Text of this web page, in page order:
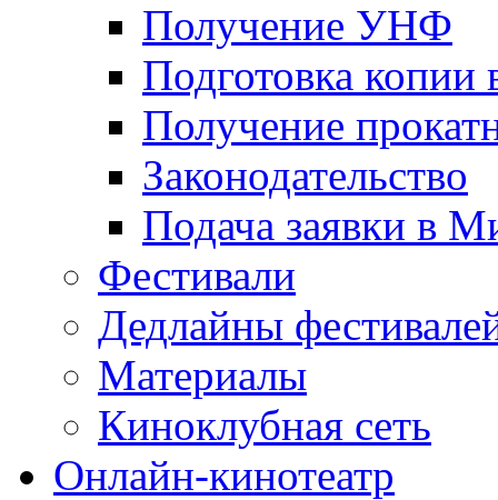
Получение УНФ
Подготовка копии
Получение
Законодательство
Подача заявки в
Фестивали
Дедлайны
Материалы
Киноклубная сеть
Онлайн-кинотеатр